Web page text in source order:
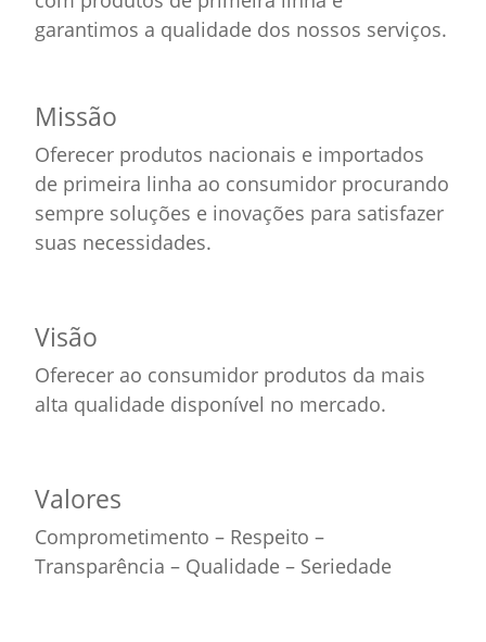
garantimos a qualidade dos nossos serviços.
Missão
Oferecer produtos nacionais e importados
de primeira linha ao consumidor procurando
sempre soluções e inovações para satisfazer
suas necessidades.
Visão
Oferecer ao consumidor produtos da mais
alta qualidade disponível no mercado.
Valores
Comprometimento – Respeito –
Transparência – Qualidade – Seriedade